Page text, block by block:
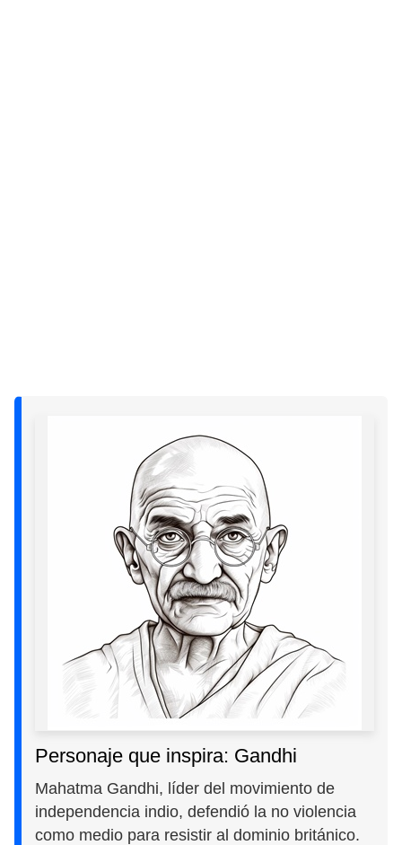
Personaje que inspira: Gandhi
Mahatma Gandhi, líder del movimiento de
independencia indio, defendió la no violencia
como medio para resistir al dominio británico.